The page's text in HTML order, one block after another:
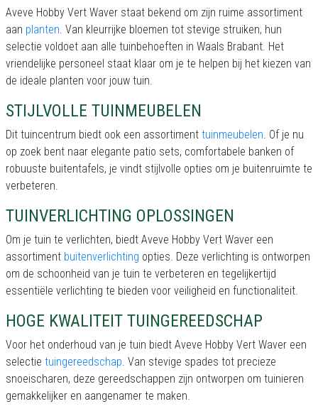
Aveve Hobby Vert Waver staat bekend om zijn ruime assortiment
aan planten. Van kleurrijke bloemen tot stevige struiken, hun
selectie voldoet aan alle tuinbehoeften in Waals Brabant. Het
vriendelijke personeel staat klaar om je te helpen bij het kiezen van
de ideale planten voor jouw tuin.
STIJLVOLLE TUINMEUBELEN
Dit tuincentrum biedt ook een assortiment tuinmeubelen. Of je nu
op zoek bent naar elegante patio sets, comfortabele banken of
robuuste buitentafels, je vindt stijlvolle opties om je buitenruimte te
verbeteren.
TUINVERLICHTING OPLOSSINGEN
Om je tuin te verlichten, biedt Aveve Hobby Vert Waver een
assortiment buitenverlichting opties. Deze verlichting is ontworpen
om de schoonheid van je tuin te verbeteren en tegelijkertijd
essentiële verlichting te bieden voor veiligheid en functionaliteit.
HOGE KWALITEIT TUINGEREEDSCHAP
Voor het onderhoud van je tuin biedt Aveve Hobby Vert Waver een
selectie tuingereedschap. Van stevige spades tot precieze
snoeischaren, deze gereedschappen zijn ontworpen om tuinieren
gemakkelijker en aangenamer te maken.